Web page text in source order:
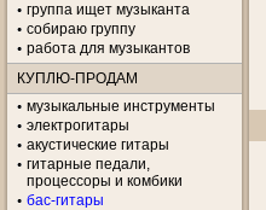
группа ищет музыканта
собираю группу
работа для музыкантов
КУПЛЮ-ПРОДАМ
музыкальные инструменты
электрогитары
акустические гитары
гитарные педали,
процессоры и комбики
бас-гитары